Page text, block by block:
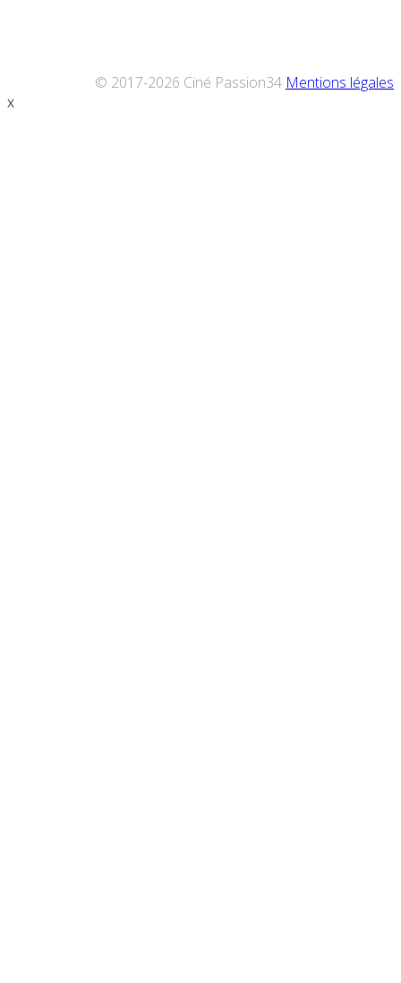
© 2017-2026 Ciné Passion34 Mentions légales
x